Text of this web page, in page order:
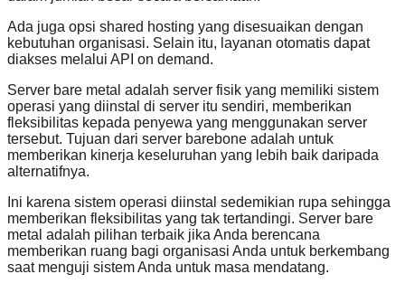
Ada juga opsi shared hosting yang disesuaikan dengan
kebutuhan organisasi. Selain itu, layanan otomatis dapat
diakses melalui API on demand.
Server bare metal adalah server fisik yang memiliki sistem
operasi yang diinstal di server itu sendiri, memberikan
fleksibilitas kepada penyewa yang menggunakan server
tersebut. Tujuan dari server barebone adalah untuk
memberikan kinerja keseluruhan yang lebih baik daripada
alternatifnya.
Ini karena sistem operasi diinstal sedemikian rupa sehingga
memberikan fleksibilitas yang tak tertandingi. Server bare
metal adalah pilihan terbaik jika Anda berencana
memberikan ruang bagi organisasi Anda untuk berkembang
saat menguji sistem Anda untuk masa mendatang.